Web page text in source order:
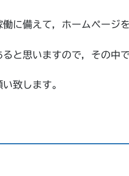
に備えて，ホームページ
ると思いますので，その中
致します。